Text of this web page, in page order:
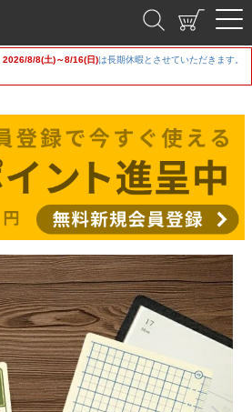
2026/8/8(土)～8/16(日)は長期休暇とさせていただきます。